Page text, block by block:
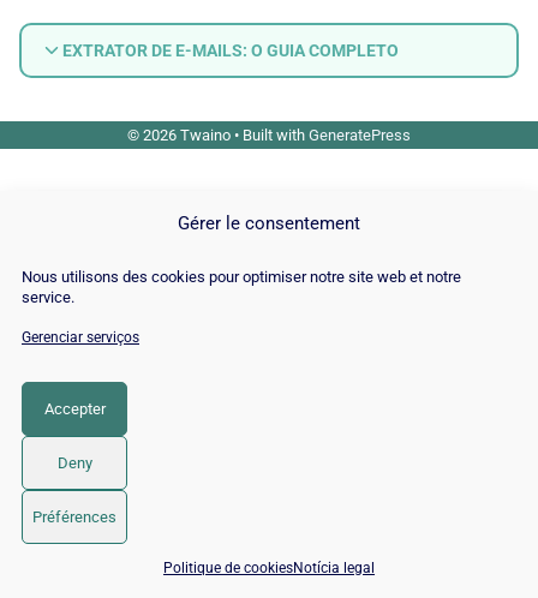
Gérer le consentement
Nous utilisons des cookies pour optimiser notre site web et notre
service.
Gerenciar serviços
Accepter
Deny
Préférences
Politique de cookiesNotícia legal
EXTRATOR DE E-MAILS: O GUIA COMPLETO
© 2026 Twaino • Built with GeneratePress
📅 Agendar 15 min com um especialista SEO / GEO